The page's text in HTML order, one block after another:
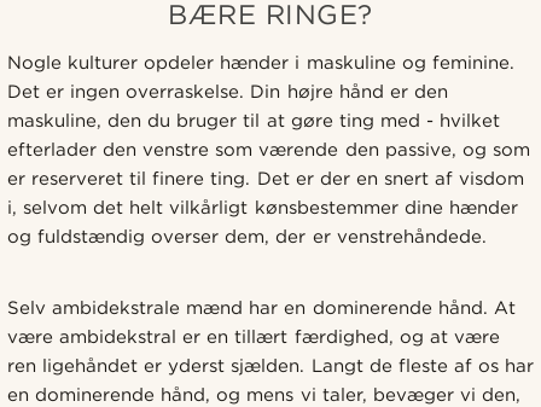
BÆRE RINGE?
Nogle kulturer opdeler hænder i maskuline og feminine.
Det er ingen overraskelse. Din højre hånd er den
maskuline, den du bruger til at gøre ting med - hvilket
efterlader den venstre som værende den passive, og som
er reserveret til finere ting. Det er der en snert af visdom
i, selvom det helt vilkårligt kønsbestemmer dine hænder
og fuldstændig overser dem, der er venstrehåndede.
Selv ambidekstrale mænd har en dominerende hånd. At
være ambidekstral er en tillært færdighed, og at være
ren ligehåndet er yderst sjælden. Langt de fleste af os har
en dominerende hånd, og mens vi taler, bevæger vi den,